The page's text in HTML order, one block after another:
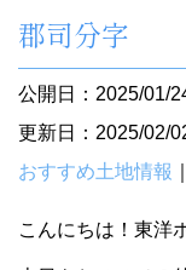
郡司分字
公開日：2025/01/
更新日：2025/02/
おすすめ土地情報
こんにちは！東洋